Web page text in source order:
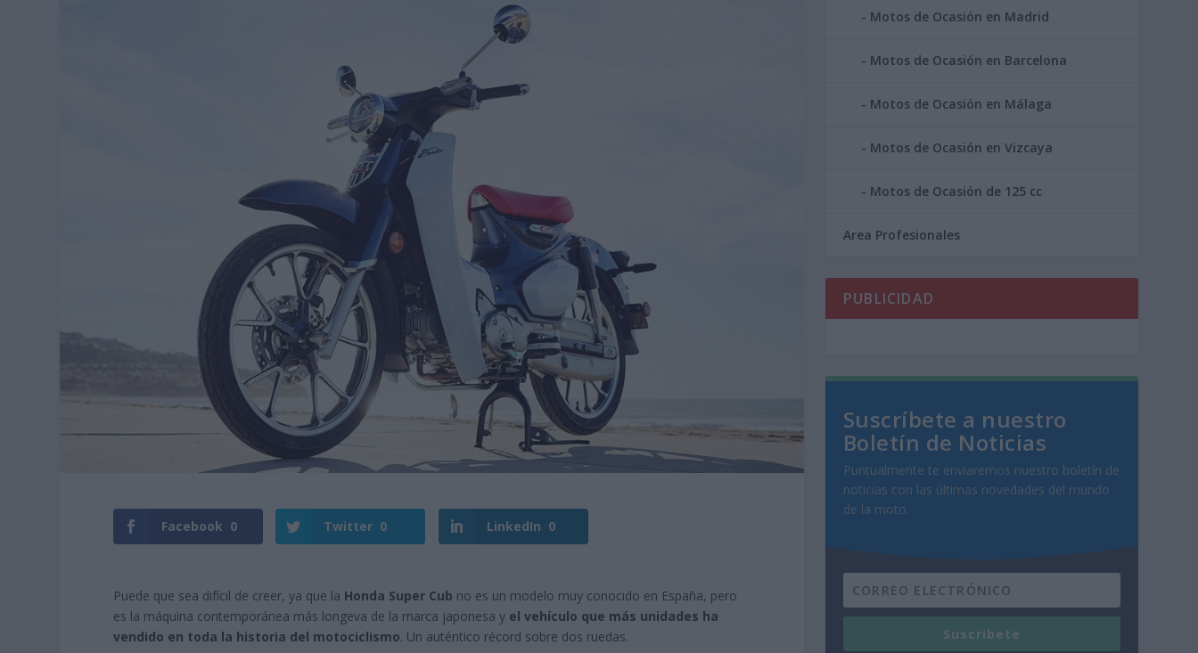
Facebook 0 Twitter 0 LinkedIn 0
Puede que sea difícil de creer, ya que la Honda Super Cub no es un modelo muy conocido en España, pero
es la máquina contemporánea más longeva de la marca japonesa y el vehículo que más unidades ha
vendido en toda la historia del motociclismo. Un auténtico récord sobre dos ruedas.
Motos de Ocasión en Madrid
Motos de Ocasión en Barcelona
Motos de Ocasión en Málaga
Motos de Ocasión en Vizcaya
Motos de Ocasión de 125 cc
Area Profesionales
PUBLICIDAD
Suscríbete a nuestro
Boletín de Noticias
Puntualmente te enviaremos nuestro boletín de
noticias con las últimas novedades del mundo
de la moto.
Suscribete